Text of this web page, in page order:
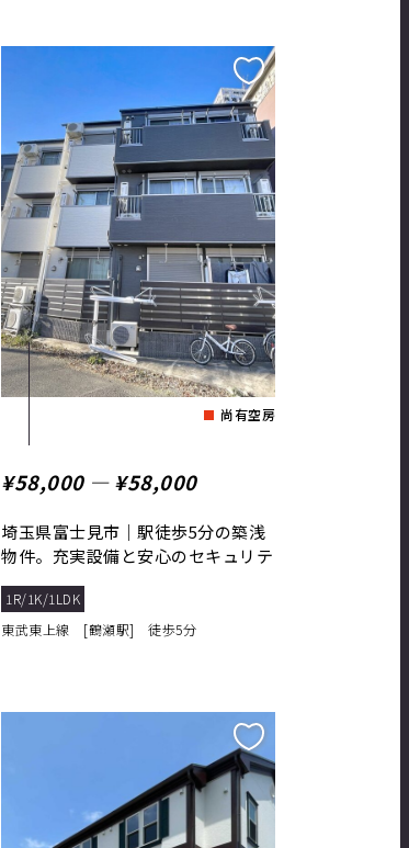
尚有空房
¥58,000 ― ¥58,000
埼玉県富士見市｜駅徒歩5分の築浅
物件。充実設備と安心のセキュリテ
1R/1K/1LDK
東武東上線 [鶴瀬駅] 徒歩5分